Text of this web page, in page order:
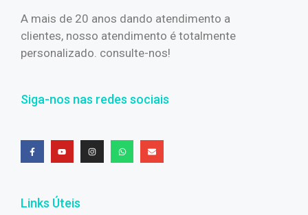
A mais de 20 anos dando atendimento a
clientes, nosso atendimento é totalmente
personalizado. consulte-nos!
Siga-nos nas redes sociais
Links Úteis